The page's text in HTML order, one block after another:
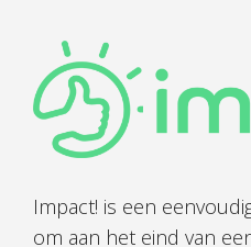
Impact! is een
om aan het eind van